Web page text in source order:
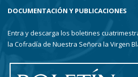
DOCUMENTACIÓN Y PUBLICACIONES
Entra y descarga los boletines
la Cofradía de Nuestra Señora la Virgen